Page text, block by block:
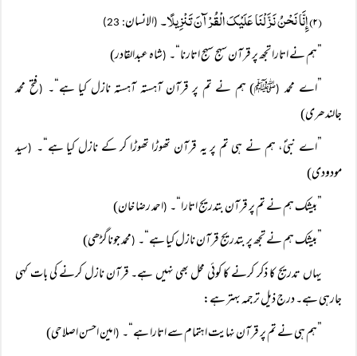
(۲) إِنَّا نَحْنُ نَزَّلْنَا عَلَیْکَ الْقُرْآنَ تَنْزِیلًا۔ (الانسان: 23)
”ہم نے اتارا تجھ پر قرآن سہج سہج اتارنا“۔ (شاہ عبدالقادر)
”اے محمد(ﷺ) ہم نے تم پر قرآن آہستہ آہستہ نازل کیا ہے“۔ (فتح محمد
جالندھری)
”اے نبیؐ، ہم نے ہی تم پر یہ قرآن تھوڑا تھوڑا کر کے نازل کیا ہے“۔ (سید
مودودی)
”بیشک ہم نے تم پر قرآن بتدریج اتارا“۔ (احمد رضا خان)
”بیشک ہم نے تجھ پر بتدریج قرآن نازل کیا ہے“۔ (محمد جوناگڑھی)
یہاں تدریج کا ذکر کرنے کا کوئی محل بھی نہیں ہے۔ قرآن نازل کرنے کی بات کہی
جارہی ہے۔ درج ذیل ترجمہ بہتر ہے:
”ہم ہی نے تم پر قرآن نہایت اہتمام سے اتارا ہے“۔ (امین احسن اصلاحی)